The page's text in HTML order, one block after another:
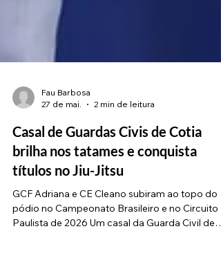
27 de mai.
2 min de leitura
Casal de Guardas Civis de Cotia
brilha nos tatames e conquista
títulos no Jiu-Jitsu
GCF Adriana e CE Cleano subiram ao topo do